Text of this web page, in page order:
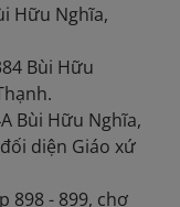
Hữu Nghĩa,
Bùi Hữu
Bùi Hữu Nghĩa,
diện Giáo xứ
898 - 899, chợ